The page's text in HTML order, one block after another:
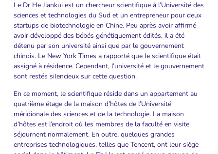
Le Dr He Jiankui est un chercheur scientifique à l’Université des
sciences et technologies du Sud et un entrepreneur pour deux
startups de biotechnologie en Chine. Peu après avoir affirmé
avoir développé des bébés génétiquement édités, il a été
détenu par son université ainsi que par le gouvernement
chinois. Le New York Times a rapporté que le scientifique était
assigné à résidence. Cependant, l’université et le gouvernement
sont restés silencieux sur cette question.
En ce moment, le scientifique réside dans un appartement au
quatrième étage de la maison d’hôtes de l’Université
méridionale des sciences et de la technologie. La maison
d’hôtes est l’endroit où les membres de la faculté en visite
séjournent normalement. En outre, quelques grandes
entreprises technologiques, telles que Tencent, ont leur siège